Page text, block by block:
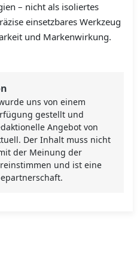
– nicht als isoliertes
einsetzbares Werkzeug
und Markenwirkung.
uns von einem
gestellt und
Angebot von
Der Inhalt muss nicht
der Meinung der
und ist eine